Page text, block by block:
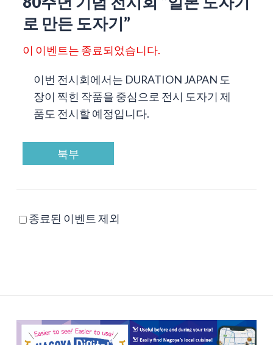
로 만든 도자기”
이 이벤트는 종료되었습니다.
이번 전시회에서는 DURATION JAPAN 도
장이 찍힌 작품을 중심으로 전시 도자기 제
품도 전시할 예정입니다.
북부
종료된 이벤트 제외